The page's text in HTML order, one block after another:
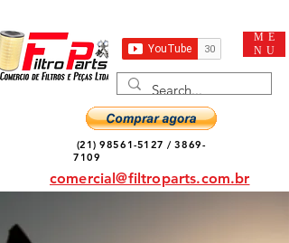
ME
NU
(21) 98561-5127 /3869-
7109
comercial@filtroparts.com.br